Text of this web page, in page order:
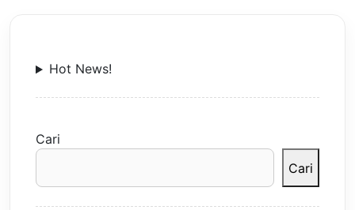
Hot News!
Cari
Cari